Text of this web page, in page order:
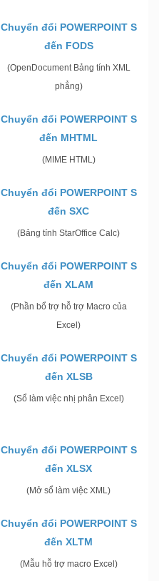
Chuyển đổi POWERPOINT S
đến FODS
(OpenDocument Bảng tính XML
phẳng)
Chuyển đổi POWERPOINT S
đến MHTML
(MIME HTML)
Chuyển đổi POWERPOINT S
đến SXC
(Bảng tính StarOffice Calc)
Chuyển đổi POWERPOINT S
đến XLAM
(Phần bổ trợ hỗ trợ Macro của
Excel)
Chuyển đổi POWERPOINT S
đến XLSB
(Sổ làm việc nhị phân Excel)
Chuyển đổi POWERPOINT S
đến XLSX
(Mở sổ làm việc XML)
Chuyển đổi POWERPOINT S
đến XLTM
(Mẫu hỗ trợ macro Excel)